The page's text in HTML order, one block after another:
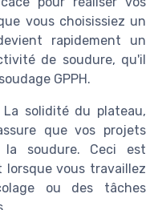
vous choisissiez un
rapidement un
de soudure, qu'il
GPPH.
La solidité du plateau,
que vos projets
soudure. Ceci est
vous travaillez
ou des tâches